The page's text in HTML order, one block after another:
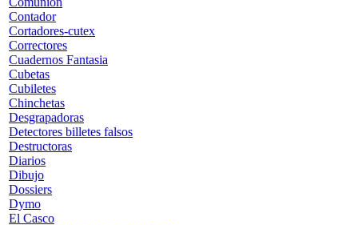
Contador
Cortadores-cutex
Correctores
Cuadernos Fantasia
Cubetas
Cubiletes
Chinchetas
Desgrapadoras
Detectores billetes falsos
Destructoras
Diarios
Dibujo
Dossiers
Dymo
El Casco